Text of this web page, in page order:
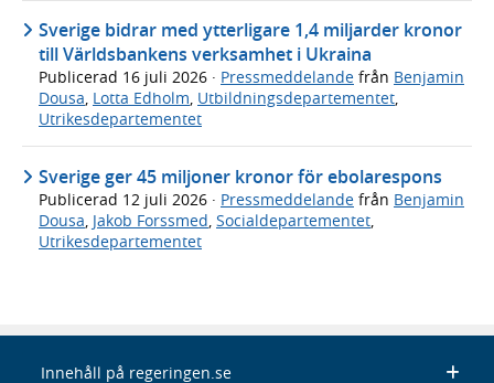
Sverige bidrar med ytterligare 1,4 miljarder kronor
till Världsbankens verksamhet i Ukraina
Publicerad 16 juli 2026 · Pressmeddelande från Benjamin
Dousa, Lotta Edholm, Utbildningsdepartementet,
Utrikesdepartementet
Sverige ger 45 miljoner kronor för ebolarespons
Publicerad 12 juli 2026 · Pressmeddelande från Benjamin
Dousa Jakob Forssmed Socialdepartementet
Utrikesdepartementet
Innehåll på regeringen.se